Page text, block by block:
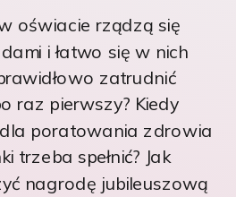
oświacie rządzą się
i łatwo się w nich
zatrudnić
raz pierwszy? Kiedy
dla poratowania zdrowia
trzeba spełnić? Jak
nagrodę jubileuszową